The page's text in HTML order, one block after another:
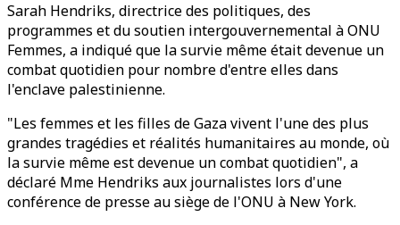
Sarah Hendriks, directrice des politiques, des
programmes et du soutien intergouvernemental à ONU
Femmes, a indiqué que la survie même était devenue un
combat quotidien pour nombre d'entre elles dans
l'enclave palestinienne.
"Les femmes et les filles de Gaza vivent l'une des plus
grandes tragédies et réalités humanitaires au monde, où
la survie même est devenue un combat quotidien", a
déclaré Mme Hendriks aux journalistes lors d'une
conférence de presse au siège de l'ONU à New York.